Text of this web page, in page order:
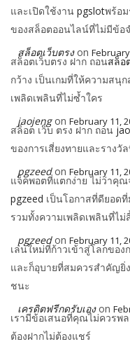
และเปิดใช้งาน pgslotพร้อ
ของสล็อตออนไลน์ที่ไม่มีข้อ
สล็อตเว็บตรง on
สล็อตเว็บตรง ฝาก ถอนสล็อ
กว้าง เป็นเกมที่ให้ความสนุ
เพลิดเพลินที่ไม่ซ้ำใคร
jaojeng on February 11,
สล็อต เว็บ ตรง ฝาก ถอน
ของการเสี่ยงทายและรางวั
pgzeed on February 11,
แจ็คพอตที่แตกง่าย ไม่ว่าคุ
pgzeed เป็นโอกาสที่ดียอด
รวมทั้งความเพลิดเพลินที่ไม่
pgzeed on February 11,
เล่นใหม่ที่ก้าวเข้าสู่โลกขอ
และก็อุบายที่สมควรสำคัญยิ่
ชนะ
เครดิตฟรีกดรับเอง on
เรามีข้อเสนอที่คุณไม่ควรพ
ต้องฝากไม่ต้องแชร์